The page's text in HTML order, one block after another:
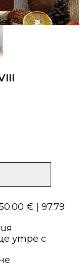
€ | 97.79
утре с